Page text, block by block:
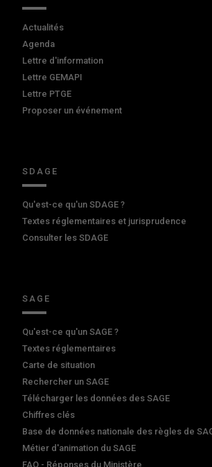
Actualités
Agenda
Lettre d'information
Lettre GEMAPI
Lettre PTGE
Proposer un événement
SDAGE
Qu'est-ce qu'un SDAGE ?
Textes réglementaires et jurisprudence
Consulter les SDAGE
SAGE
Qu'est-ce qu'un SAGE ?
Textes réglementaires
Carte de situation
Rechercher un SAGE
Télécharger les données des SAGE
Chiffres clés
Base de données nationale des règles de
Métier d'animation du SAGE
FAQ - Réponses du Ministère